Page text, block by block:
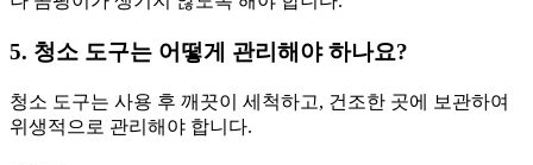
5. 청소 도구는 어떻게 관리해야 하나요?
청소 도구는 사용 후 깨끗이 세척하고, 건조한 곳에 보관하여
위생적으로 관리해야 합니다.